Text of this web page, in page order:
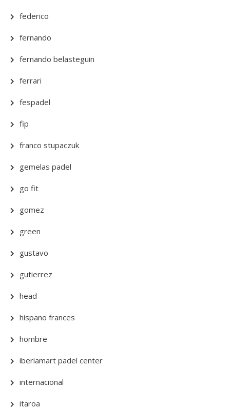
federico
fernando
fernando belasteguin
ferrari
fespadel
fip
franco stupaczuk
gemelas padel
go fit
gomez
green
gustavo
gutierrez
head
hispano frances
hombre
iberiamart padel center
internacional
itaroa